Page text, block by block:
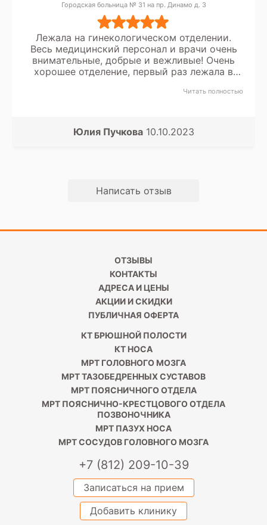
Городская больница № 31 на пр. Динамо д. 3
Лежала на гинекологическом отделении.
Весь медицинский персонал и врачи очень
внимательные, добрые и вежливые! Очень
хорошее отделение, первый раз лежала в
Читать полностью
Юлия Пучкова10.10.2023
Написать отзыв
ОТЗЫВЫ
КОНТАКТЫ
АДРЕСА И ЦЕНЫ
АКЦИИ И СКИДКИ
ПУБЛИЧНАЯ ОФЕРТА
КТ БРЮШНОЙ ПОЛОСТИ
КТ НОСА
МРТ ГОЛОВНОГО МОЗГА
МРТ ТАЗОБЕДРЕННЫХ СУСТАВОВ
МРТ ПОЯСНИЧНОГО ОТДЕЛА
МРТ ПОЯСНИЧНО-КРЕСТЦОВОГО ОТДЕЛА
ПОЗВОНОЧНИКА
МРТ ПАЗУХ НОСА
МРТ СОСУДОВ ГОЛОВНОГО МОЗГА
+7 (812) 209-10-39
Записаться на прием
Добавить клинику